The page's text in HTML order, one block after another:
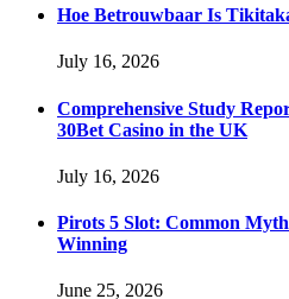
Hoe Betrouwbaar Is
July 16, 2026
Comprehensive Study
30Bet Casino in the UK
July 16, 2026
Pirots 5 Slot: Common
Winning
June 25, 2026